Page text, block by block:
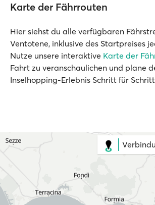
Karte der Fährrouten
Hier siehst du alle verfügbaren
Ventotene, inklusive des Startpreises
Nutze unsere interaktive Karte der
Fahrt zu veranschaulichen und plane
Inselhopping-Erlebnis Schritt für